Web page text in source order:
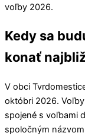
voľby 2026.
Kedy sa
konať
V obci
októbri 2026.
spojené s voľbami
spoločným